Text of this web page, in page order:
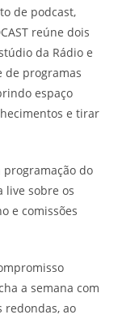
de podcast,
reúne dois
da Rádio e
de programas
espaço
e tirar
programação do
live sobre os
e comissões
a semana com
redondas, ao